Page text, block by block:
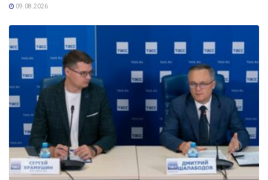
09.08.2026